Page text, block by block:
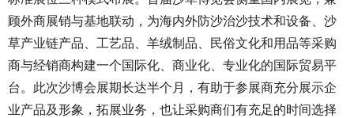
顾外商展销与基地联动，为海内外防沙治沙技术和设备、沙
草产业链产品、工艺品、羊绒制品、民俗文化和用品等采购
商与经销商构建一个国际化、商业化、专业化的国际贸易平
台。此次沙博会展期长达半个月，有助于参展商充分展示企
业产品及形象，拓展业务，也让采购商们有充足的时间选择